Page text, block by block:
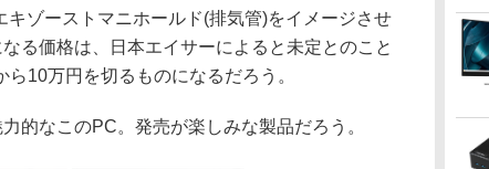
ゾーストマニホールド(排気管)をイメージさせ
る価格は、日本エイサーによると未定とのこと
10万円を切るものになるだろう。
的なこのPC。発売が楽しみな製品だろう。